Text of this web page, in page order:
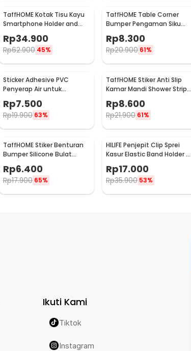
TaffHOME Kotak Tisu Kayu
Smartphone Holder and
Tissue Box - ZJ05
Rp34.900
Rp62.900 45%
TaffHOME Table Corner
Bumper Pengaman Siku
Sudut Meja Silicone 10 PCS
- FY21
Rp8.300
Rp20.900 61%
Sticker Adhesive PVC
Penyerap Air untuk
Wastafel 3.7cmx3.2M -
CN1222
Rp7.500
Rp19.900 63%
TaffHOME Stiker Anti Slip
Kamar Mandi Shower Strips
20x380mm 6 PCS - TT-19
Rp8.600
Rp21.900 61%
TaffHOME Stiker Benturan
Bumper Silicone Bulat
Hemispherical 100 PCS -
FZL10
Rp6.400
Rp17.900 65%
HILIFE Penjepit Clip Sprei
Kasur Elastic Band Holder 4
PCS - 200TC
Rp17.000
Rp35.900 53%
Ikuti Kami
Tiktok
Instagram